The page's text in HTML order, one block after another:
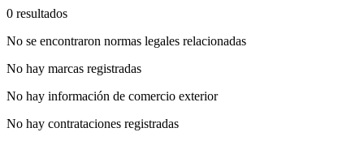
0 resultados
No se encontraron normas legales relacionadas
No hay marcas registradas
No hay información de comercio exterior
No hay contrataciones registradas